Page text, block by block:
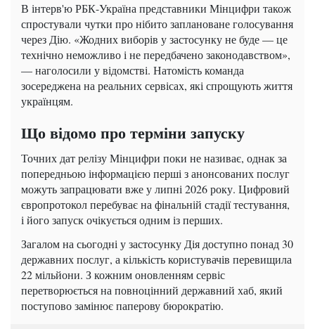
В інтерв'ю РБК-Україна представники Мінцифри також
спростували чутки про нібито заплановане голосування
через Дію. «Жодних виборів у застосунку не буде — це
технічно неможливо і не передбачено законодавством»,
— наголосили у відомстві. Натомість команда
зосереджена на реальних сервісах, які спрощують життя
українцям.
Що відомо про терміни запуску
Точних дат релізу Мінцифри поки не називає, однак за
попередньою інформацією перші з анонсованих послуг
можуть запрацювати вже у липні 2026 року. Цифровий
європротокол перебуває на фінальній стадії тестування,
і його запуск очікується одним із перших.
Загалом на сьогодні у застосунку Дія доступно понад 30
державних послуг, а кількість користувачів перевищила
22 мільйони. З кожним оновленням сервіс
перетворюється на повноцінний державний хаб, який
поступово замінює паперову бюрократію.